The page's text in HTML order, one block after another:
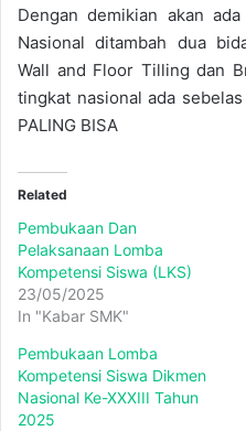
Dengan demikian akan
Nasional ditambah dua
Wall and Floor Tilling dan
tingkat nasional ada
PALING BISA
Related
Pembukaan Dan
Pelaksanaan Lomba
Kompetensi Siswa (LKS)
23/05/2025
In "Kabar SMK"
Pembukaan Lomba
Kompetensi Siswa Dikmen
Nasional Ke-XXXIII Tahun
2025